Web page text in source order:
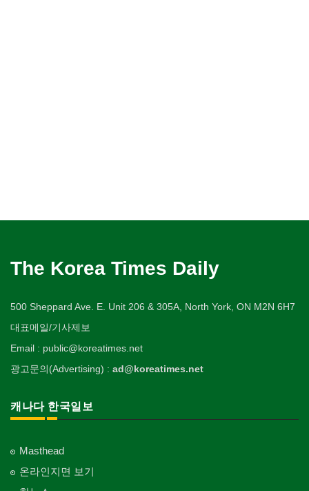
The Korea Times Daily
500 Sheppard Ave. E. Unit 206 & 305A, North York, ON M2N 6H7
대표메일/기사제보
Email : public@koreatimes.net
광고문의(Advertising) : ad@koreatimes.net
캐나다 한국일보
Masthead
온라인지면 보기